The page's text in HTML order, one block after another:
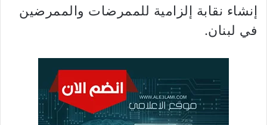
إنشاء نقابة إلزامية للممرضات والممرضين
في لبنان.